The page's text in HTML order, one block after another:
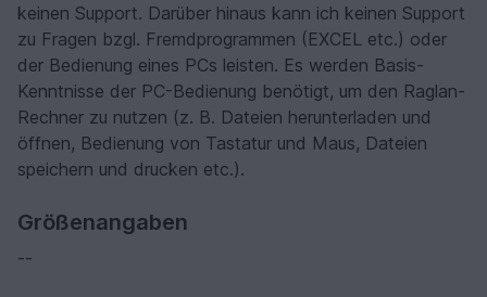
keinen Support. Darüber hinaus kann ich keinen Support
zu Fragen bzgl. Fremdprogrammen (EXCEL etc.) oder
der Bedienung eines PCs leisten. Es werden Basis-
Kenntnisse der PC-Bedienung benötigt, um den Raglan-
Rechner zu nutzen (z. B. Dateien herunterladen und
öffnen, Bedienung von Tastatur und Maus, Dateien
speichern und drucken etc.).
Größenangaben
--